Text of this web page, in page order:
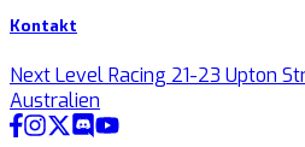
Kontakt
Next Level Racing 21-23 Upton
Australien